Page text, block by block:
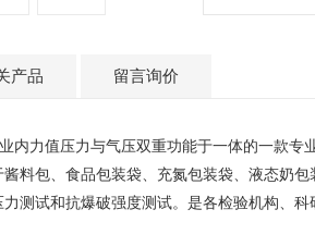
产品 留言询价
内力值压力与气压双重功能于一体的一款
料包、食品包装袋、充氮包装袋、液态奶
测试和抗爆破强度测试。是各检验机构、